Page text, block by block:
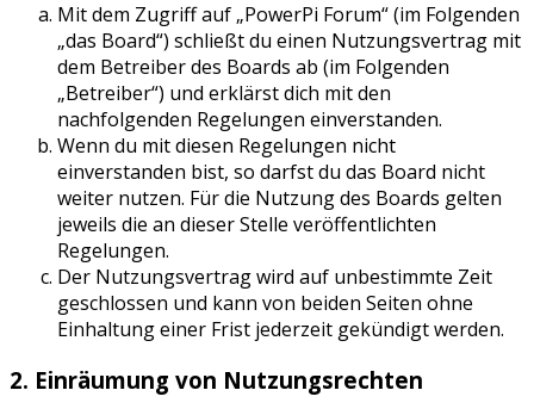
Mit dem Zugriff auf „PowerPi Forum“ (im Folgenden
„das Board“) schließt du einen Nutzungsvertrag mit
dem Betreiber des Boards ab (im Folgenden
„Betreiber“) und erklärst dich mit den
nachfolgenden Regelungen einverstanden.
Wenn du mit diesen Regelungen nicht
einverstanden bist, so darfst du das Board nicht
weiter nutzen. Für die Nutzung des Boards gelten
jeweils die an dieser Stelle veröffentlichten
Regelungen.
Der Nutzungsvertrag wird auf unbestimmte Zeit
geschlossen und kann von beiden Seiten ohne
Einhaltung einer Frist jederzeit gekündigt werden.
2. Einräumung von Nutzungsrechten